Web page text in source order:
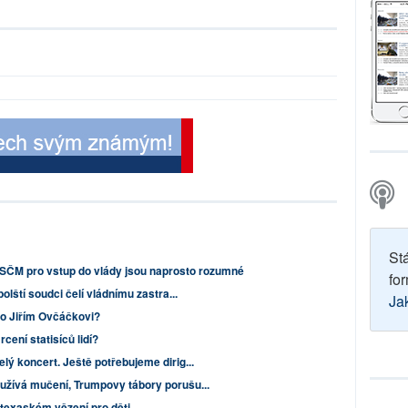
pro vstup do vlády jsou naprosto rozumné
soudci čelí vládnímu zastra...
Jiřím Ovčáčkovi?
statisíců lidí?
koncert. Ještě potřebujeme dirig...
mučení, Trumpovy tábory porušu...